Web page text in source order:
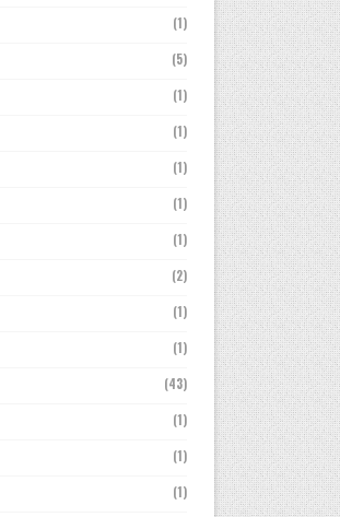
(1)
(5)
(1)
(1)
(1)
(1)
(1)
(2)
(1)
(1)
(43)
(1)
(1)
(1)